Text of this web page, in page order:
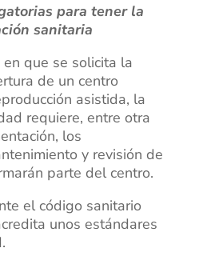
para tener la
sanitaria
que se solicita la
de un centro
asistida, la
requiere, entre otra
los
y revisión de
parte del centro.
el código sanitario
unos estándares